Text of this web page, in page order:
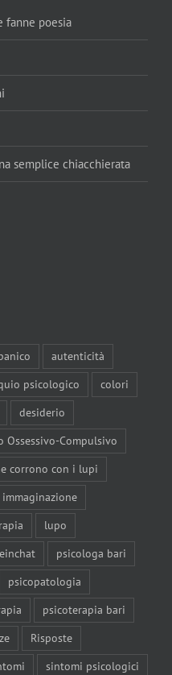
fanne poesia
semplice chiacchierata
autenticità
psicologico
colori
desiderio
Ossessivo-Compulsivo
corrono con i lupi
immaginazione
lupo
psicologa bari
psicopatologia
psicoterapia bari
Risposte
sintomi psicologici